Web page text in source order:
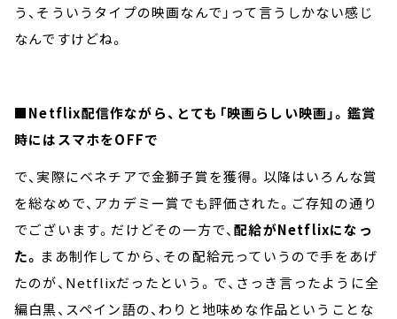
う、そういうタイプの映画なんで」って言うしかない感じ
なんですけどね。
■Netflix配信作ながら、とても「映画らしい映画」。鑑賞
時にはスマホをOFFで
で、実際にベネチアで金獅子賞を獲得。以降はいろんな賞
を総なめで、アカデミー賞でも評価された。ご存知の通り
でございます。だけどその一方で、配給がNetflixになっ
た。 まあ制作してから、その配給元っていうので手をあげ
たのが、Netflixだったという。で、さっき言ったように全
編白黒、スペイン語の、わりと地味めな作品ということな